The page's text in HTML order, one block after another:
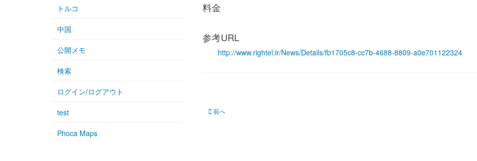
料金
参考URL
http://www.rightel.ir/News/Details/fb1705c8-cc7b-4688-8809-a0e701122324
前の記事へ: Rightel社の特徴
前へ
トルコ
中国
公開メモ
検索
ログイン/ログアウト
test
Phoca Maps